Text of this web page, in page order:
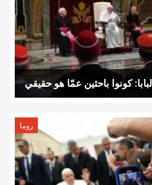
البابا: كونوا باحثين عمّا هو حقيقي
روما